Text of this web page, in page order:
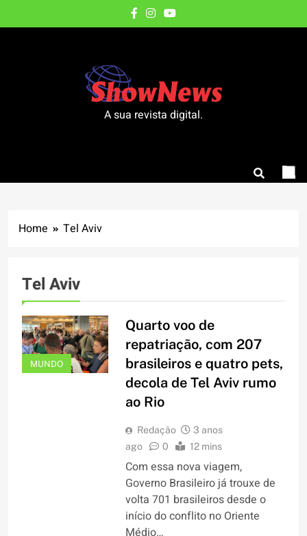
to
A sua revista digital.
Home Tel Aviv
Tel Aviv
MUNDO
Quarto voo de
repatriação, com 207
brasileiros e quatro pets,
decola de Tel Aviv rumo
ao Rio
Redação
3 anos
ago
0 12 mins
Com essa nova viagem,
Governo Brasileiro já trouxe de
volta 701 brasileiros desde o
início do conflito no Oriente